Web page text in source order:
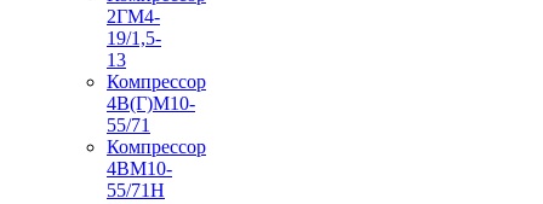
2ГМ4-
19/1,5-
13
Компрессор
4В(Г)М10-
55/71
Компрессор
4ВМ10-
55/71Н